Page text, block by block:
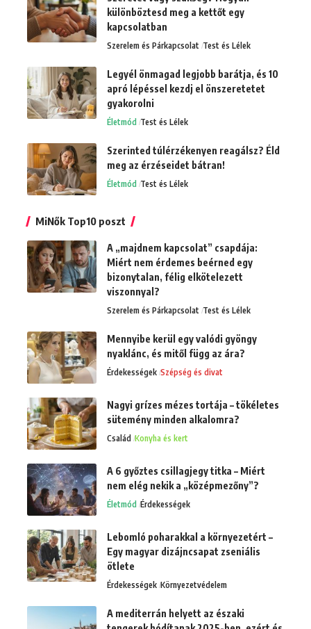
különböztesd meg a kettőt egy
kapcsolatban
Szerelem és Párkapcsolat Test és Lélek
Legyél önmagad legjobb barátja, és 10
apró lépéssel kezdj el önszeretetet
gyakorolni
Életmód Test és Lélek
Szerinted túlérzékenyen reagálsz? Éld
meg az érzéseidet bátran!
Életmód Test és Lélek
MiNők Top10 poszt
A „majdnem kapcsolat” csapdája:
Miért nem érdemes beérned egy
bizonytalan, félig elkötelezett
viszonnyal?
Szerelem és Párkapcsolat Test és Lélek
Mennyibe kerül egy valódi gyöngy
nyaklánc, és mitől függ az ára?
Érdekességek Szépség és divat
Nagyi grízes mézes tortája – tökéletes
sütemény minden alkalomra?
Család Konyha és kert
A 6 győztes csillagjegy titka – Miért
nem elég nekik a „középmezőny”?
Életmód Érdekességek
Lebomló poharakkal a környezetért –
Egy magyar dizájncsapat zseniális
ötlete
Érdekességek Környezetvédelem
A mediterrán helyett az északi